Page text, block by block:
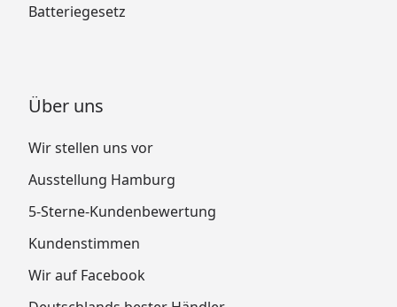
Batteriegesetz
Über uns
Wir stellen uns vor
Ausstellung Hamburg
5-Sterne-Kundenbewertung
Kundenstimmen
Wir auf Facebook